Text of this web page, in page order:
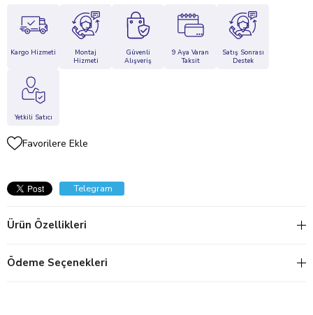
Kargo Hizmeti
Montaj
Hizmeti
Güvenli
Alışveriş
9 Aya Varan
Taksit
Satış Sonrası
Destek
Yetkili Satıcı
Favorilere Ekle
Telegram
Ürün Özellikleri
Ödeme Seçenekleri